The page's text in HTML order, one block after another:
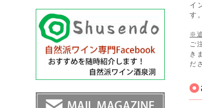
イ
す。
※
ご
き
だ